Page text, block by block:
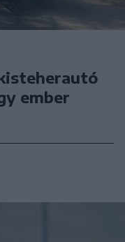
ember